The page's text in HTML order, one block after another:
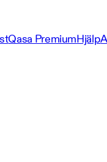
Qasa PremiumHjälp